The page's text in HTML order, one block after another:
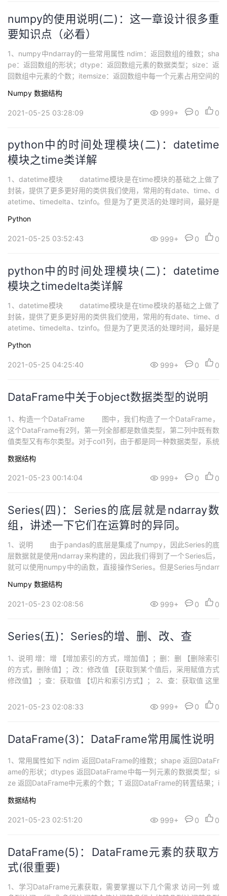
numpy的使用说明(二)：这一章设计很多重
要知识点（必看）
1、numpy中ndarray的一些常用属性 ndim：返回数组的维数；sha
pe：返回数组的形状；dtype：返回数组元素的数据类型；size：返
回数组中元素的个数；itemsize：返回数组中每一个元素占用空间的
小，以字节为单位； 1）举例说明 x = np.arange(10).reshape(...
Numpy 数据结构
2021-05-25 03:28:09 999+ 0 0
python中的时间处理模块(二)：datetime
模块之time类详解
1、datetime模块 datatime模块是在time模块的基础之上做了
封装，提供了更多更好用的类供我们使用，常用的有date、time、d
atetime、timedelta、tzinfo。但是为了更灵活的处理时间，最好是
于处理年、月、日；② time类：主要用于处理时、分、秒；③ ...
Python
2021-05-25 03:52:43 999+ 0 0
python中的时间处理模块(二)：datetime
模块之timedelta类详解
1、datetime模块 datatime模块是在time模块的基础之上做了
封装，提供了更多更好用的类供我们使用，常用的有date、time、d
atetime、timedelta、tzinfo。但是为了更灵活的处理时间，最好是
于处理年、月、日；② time类：主要用于处理时、分、秒；③ ...
Python
2021-05-25 04:25:40 999+ 0 0
DataFrame中关于object数据类型的说明
1、构造一个DataFrame 图中，我们构造了一个DataFrame，
这个DataFrame有2列，第一列全部都是数值类型，第二列中既有数
值类型又有布尔类型。对于col1列，由于都是同一种数据类型，系统
型)；对于col2列，由于这一列既有数值类型又有布尔类型，系统无
法辨认，不能给出一个统一的数据类...
数据结构
2021-05-23 00:14:04 999+ 0 0
Series(四)：Series的底层就是ndarray数
组，讲述一下它们在运算时的异同。
1、说明 由于pandas的底层是集成了numpy，因此Series的底
层数据就是使用ndarray来构建的，因此我们得到了一个Series后，
就可以使用numpy中的函数，直接操作Series。但是Series与ndarr
问题，只有熟悉了这些细节知识，对于我们熟练使用numpy和pand
as都是...
Numpy 数据结构
2021-05-23 02:08:56 999+ 0 0
Series(五)：Series的增、删、改、查
1、说明 增：增 【增加索引的方式，增加值】；删：删 【删除索引
的方式，删除值】；改：修改值 【获取到某个值后，采用赋值方式
修改值】 ；查：获取值 【切片和索引方式】； 2、查：获取值 这里
ao.com/noteshare?id=1d1cdc13237f290f8cef513f9e4373...
2021-05-23 02:08:33 999+ 0 0
DataFrame(3)：DataFrame常用属性说明
1、常用属性如下 ndim 返回DataFrame的维数；shape 返回DataFr
ame的形状；dtypes 返回DataFrame中每一列元素的数据类型；si
ze 返回DataFrame中元素的个数；T 返回DataFrame的转置结果；i
索引；values 返回DataFra...
数据结构
2021-05-23 02:51:20 999+ 0 0
DataFrame(5)：DataFrame元素的获取方
式(很重要)
1、学习DataFrame元素获取，需要掌握以下几个需求 访问一列 或